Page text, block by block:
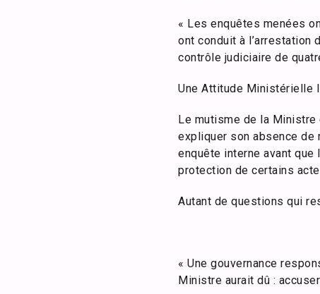
« Les enquêtes menées
ont conduit à l’arrestation
contrôle judiciaire de
Une Attitude Ministérielle
Le mutisme de la
expliquer son absence de
enquête interne avant que
protection de certains
Autant de questions qui
« Une gouvernance
Ministre aurait dû :